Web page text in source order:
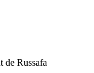
de Russafa